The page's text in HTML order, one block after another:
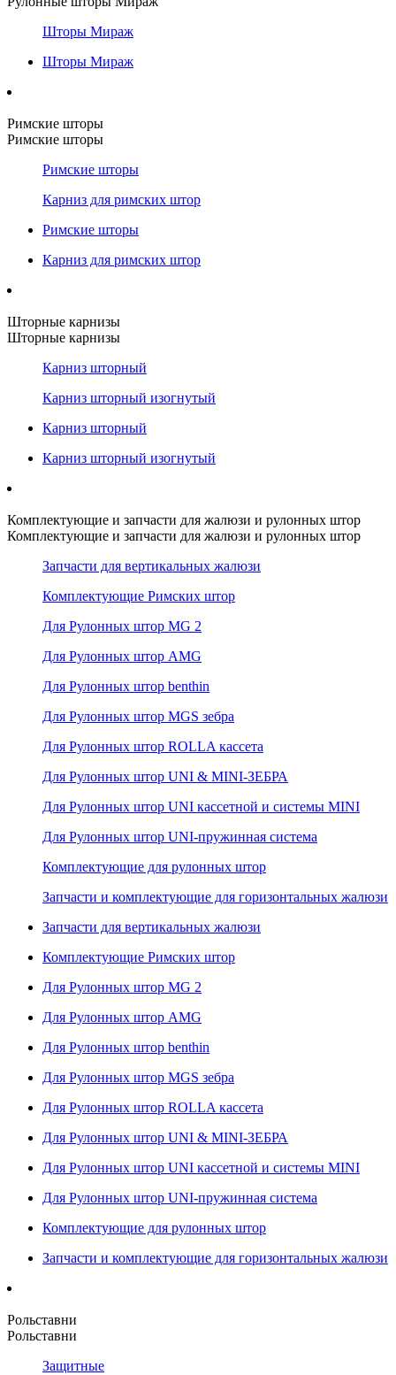
Шторы Мираж
Шторы Мираж
Римские шторы
Римские шторы
Римские шторы
Карниз для римских штор
Римские шторы
Карниз для римских штор
Шторные карнизы
Шторные карнизы
Карниз шторный
Карниз шторный изогнутый
Карниз шторный
Карниз шторный изогнутый
Комплектующие и запчасти для жалюзи и рулонных штор
Комплектующие и запчасти для жалюзи и рулонных штор
Запчасти для вертикальных жалюзи
Комплектующие Римских штор
Для Рулонных штор MG 2
Для Рулонных штор AMG
Для Рулонных штор benthin
Для Рулонных штор MGS зебра
Для Рулонных штор ROLLA кассета
Для Рулонных штор UNI & MINI-ЗЕБРА
Для Рулонных штор UNI кассетной и системы MINI
Для Рулонных штор UNI-пружинная система
Комплектующие для рулонных штор
Запчасти и комплектующие для горизонтальных жалюзи
Запчасти для вертикальных жалюзи
Комплектующие Римских штор
Для Рулонных штор MG 2
Для Рулонных штор AMG
Для Рулонных штор benthin
Для Рулонных штор MGS зебра
Для Рулонных штор ROLLA кассета
Для Рулонных штор UNI & MINI-ЗЕБРА
Для Рулонных штор UNI кассетной и системы MINI
Для Рулонных штор UNI-пружинная система
Комплектующие для рулонных штор
Запчасти и комплектующие для горизонтальных жалюзи
Рольставни
Рольставни
Защитные